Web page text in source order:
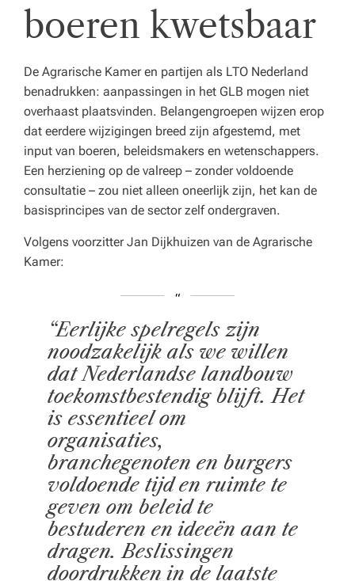
boeren kwetsbaar
De Agrarische Kamer en partijen als LTO Nederland
benadrukken: aanpassingen in het GLB mogen niet
overhaast plaatsvinden. Belangengroepen wijzen erop
dat eerdere wijzigingen breed zijn afgestemd, met
input van boeren, beleidsmakers en wetenschappers.
Een herziening op de valreep – zonder voldoende
consultatie – zou niet alleen oneerlijk zijn, het kan de
basisprincipes van de sector zelf ondergraven.
Volgens voorzitter Jan Dijkhuizen van de Agrarische
Kamer:
“Eerlijke spelregels zijn
noodzakelijk als we willen
dat Nederlandse landbouw
toekomstbestendig blijft. Het
is essentieel om
organisaties,
branchegenoten en burgers
voldoende tijd en ruimte te
geven om beleid te
bestuderen en ideeën aan te
dragen. Beslissingen
doordrukken in de laatste